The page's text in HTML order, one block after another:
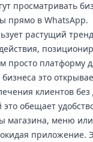
просматривать
прямо в WhatsApp.
растущий
просто платформу
это
клиентов
это обещает
магазина, меню
приложение.